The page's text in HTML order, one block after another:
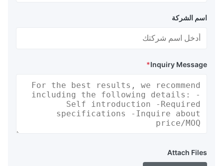
اسم الشركة
Inquiry Message
*
Attach Files